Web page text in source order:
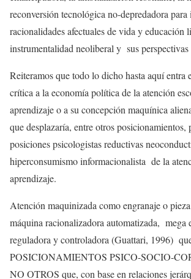
reconversión tecnológica no-depredadora
racionalidades afectuales de vida y educación
instrumentalidad neoliberal y sus
Reiteramos que todo lo dicho hasta aquí entra
crítica a la economía política de la atención
aprendizaje o a su concepción maquínica
que desplazaría, entre otros posicionamientos,
posiciones psicologistas reductivas
hiperconsumismo informacionalista de la
aprendizaje.
Atención maquinizada como engranaje o
máquina racionalizadora automatizada, mega
reguladora y controladora (Guattari, 1996)
POSICIONAMIENTOS PSICO-SOCIO-
NO OTROS que, con base en relaciones